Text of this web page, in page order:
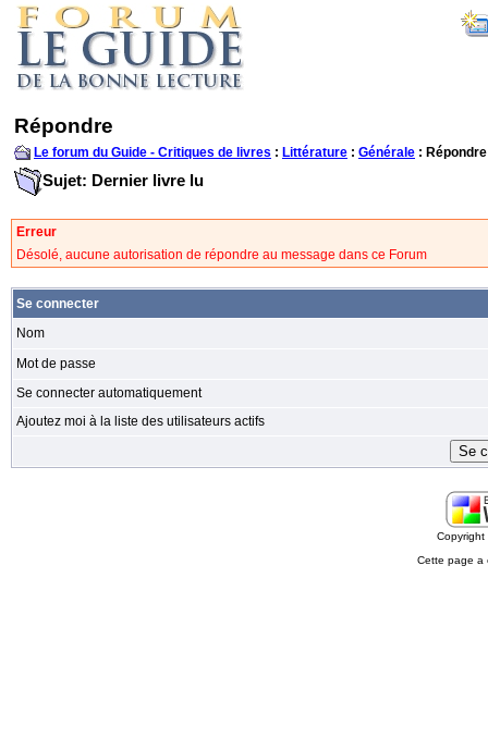
Répondre
Le forum du Guide - Critiques de livres : Littérature : Générale : Répondre
Sujet: Dernier livre lu
Erreur
Désolé, aucune autorisation de répondre au message dans ce Forum
Se connecter
Nom
Mot de passe
Se connecter automatiquement
Ajoutez moi à la liste des utilisateurs actifs
Cette page a